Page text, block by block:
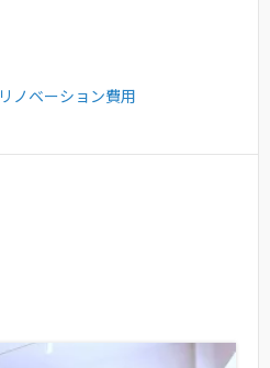
リノベーション費用